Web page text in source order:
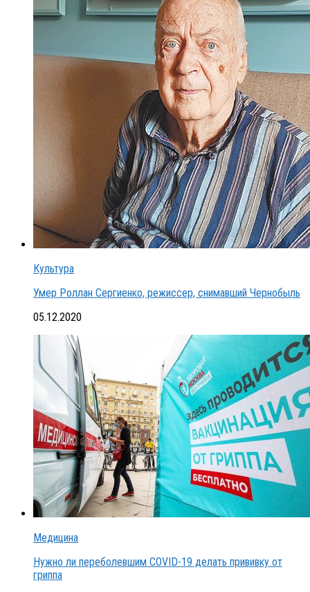
Культура
Умер Роллан Сергиенко, режиссер, снимавший Чернобыль
05.12.2020
Медицина
Нужно ли переболевшим COVID-19 делать прививку от
гриппа